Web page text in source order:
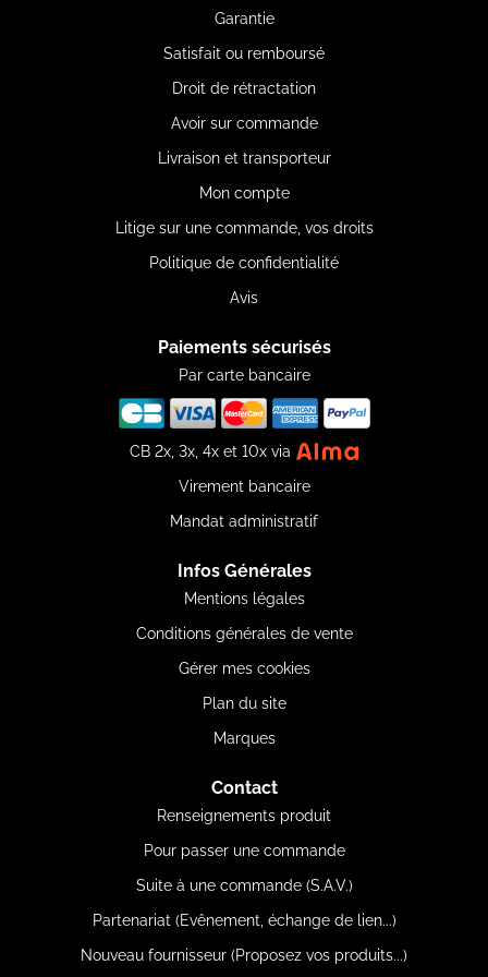
Garantie
Satisfait ou remboursé
Droit de rétractation
Avoir sur commande
Livraison et transporteur
Mon compte
Litige sur une commande, vos droits
Politique de confidentialité
Avis
Paiements sécurisés
Par carte bancaire
CB 2x, 3x, 4x et 10x via
Virement bancaire
Mandat administratif
Infos Générales
Mentions légales
Conditions générales de vente
Gérer mes cookies
Plan du site
Marques
Contact
Renseignements produit
Pour passer une commande
Suite à une commande (S.A.V.)
Partenariat (Evênement, échange de lien...)
Nouveau fournisseur (Proposez vos produits...)